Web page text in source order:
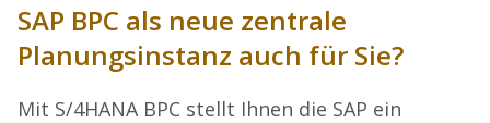
SAP BPC als neue zentrale
Planungsinstanz auch für Sie?
Mit S/4HANA BPC stellt Ihnen die SAP ein